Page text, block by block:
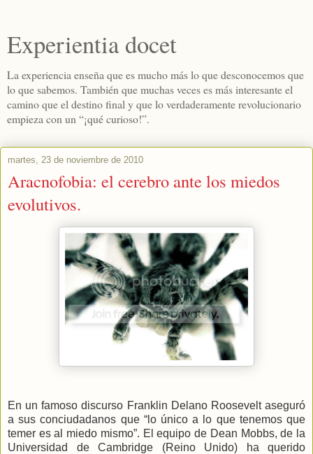
Experientia docet
La experiencia enseña que es mucho más lo que desconocemos que
lo que sabemos. También que muchas veces es más interesante el
camino que el destino final y que lo verdaderamente revolucionario
empieza con un “¡qué curioso!”.
martes, 23 de noviembre de 2010
Aracnofobia: el cerebro ante los miedos
evolutivos.
En un famoso discurso Franklin Delano Roosevelt aseguró
a sus conciudadanos que “lo único a lo que tenemos que
temer es al miedo mismo”. El equipo de Dean Mobbs, de la
Universidad de Cambridge (Reino Unido) ha querido